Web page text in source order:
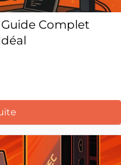
Guide Complet